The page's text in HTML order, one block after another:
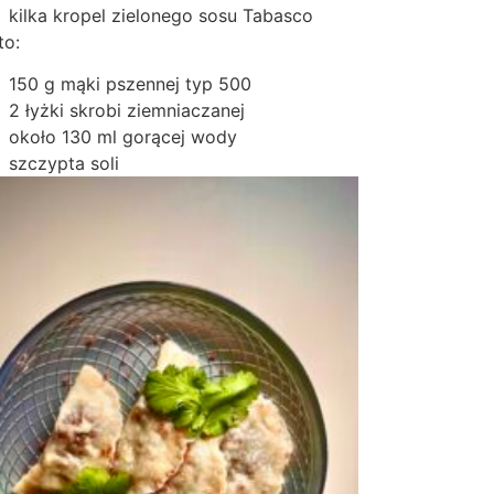
kilka kropel zielonego sosu Tabasco
150 g mąki pszennej typ 500
2 łyżki skrobi ziemniaczanej
około 130 ml gorącej wody
szczypta soli